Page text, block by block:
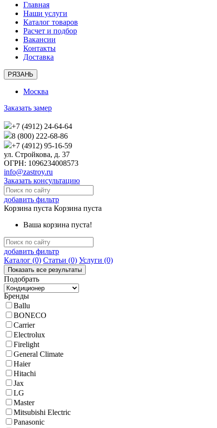
Главная
Наши услуги
Каталог товаров
Расчет и подбор
Вакансии
Контакты
Доставка
РЯЗАНЬ
Москва
Заказать замер
+7 (4912) 24-64-64
8 (800) 222-68-86
+7 (4912) 95-16-59
ул. Стройкова, д. 37
ОГРН: 1096234008573
info@zastroy.ru
Заказать консультацию
добавить фильтр
Корзина пуста Корзина пуста
Ваша корзина пуста!
добавить фильтр
Каталог (0) Статьи (0) Услуги (0)
Подобрать
Бренды
Ballu
BONECO
Carrier
Electrolux
Firelight
General Climate
Haier
Hitachi
Jax
LG
Master
Mitsubishi Electric
Panasonic